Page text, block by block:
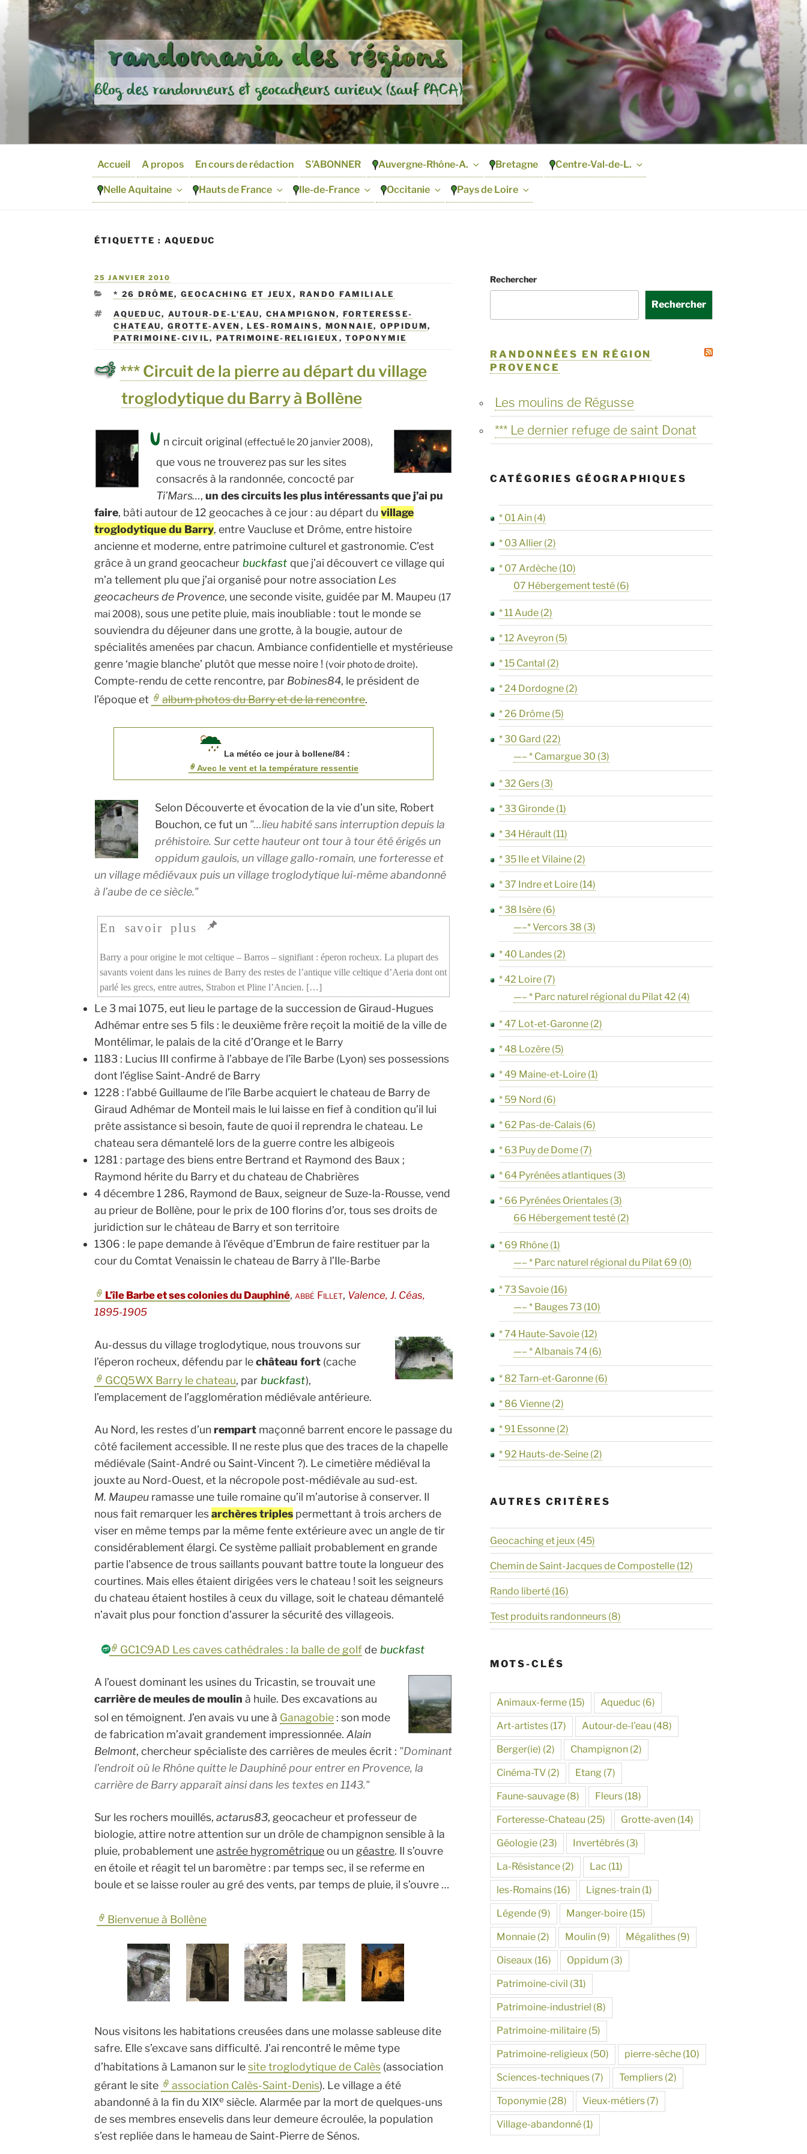
au
contenu
principal
randomania des régions
Blog des randonneurs et geocacheurs curieux (sauf PACA)
Accueil A propos En cours de rédaction S’ABONNER Auvergne-Rhône-A. Bretagne Centre-Val-de-L.
Nelle Aquitaine Hauts de France Ile-de-France Occitanie Pays de Loire
ÉTIQUETTE : AQUEDUC
PUBLIÉ
25 JANVIER 2010
CATÉGORIES
* 26 DRÔME,GEOCACHING ET JEUX, RANDO FAMILIALE
ÉTIQUETTES
AQUEDUC,AUTOUR-DE-L'EAU, CHAMPIGNON , FORTERESSE-
CHATEAU,GROTTE-AVEN ,LES-ROMAINS, MONNAIE, OPPIDUM,
PATRIMOINE-CIVIL,PATRIMOINE-RELIGIEUX ,TOPONYMIE
*** Circuit de la pierre au départ du village
troglodytique du Barry à Bollène
U n circuit original (effectué le 20 janvier 2008),
que vous ne trouverez pas sur les sites
consacrés à la randonnée, concocté par
Ti’Mars…, un des circuits les plus intéressants que j’ai pu
faire, bâti autour de 12 geocaches à ce jour : au départ duvillage
troglodytique du Barry, entre Vaucluse et Drôme, entre histoire
ancienne et moderne, entre patrimoine culturel et gastronomie. C’est
grâce à un grand geocacheur buckfast que j’ai découvert ce village qui
m’a tellement plu que j’ai organisé pour notre association Les
geocacheurs de Provence, une seconde visite, guidée par M. Maupeu (17
mai 2008), sous une petite pluie, mais inoubliable : tout le monde se
souviendra du déjeuner dans une grotte, à la bougie, autour de
spécialités amenées par chacun. Ambiance confidentielle et mystérieuse
genre ‘magie blanche’ plutôt que messe noire ! (voir photo de droite).
Compte-rendu de cette rencontre, par Bobines84, le président de
l’époque et
album photos du Barry et de la rencontre.
La météo ce jour à bollene/84 :
Avec le vent et la température ressentie
Selon Découverte et évocation de la vie d’un site, Robert
Bouchon, ce fut un …lieu habité sans interruption depuis la
préhistoire. Sur cette hauteur ont tour à tour été érigés un
oppidum gaulois, un village gallo-romain, une forteresse et
un village médiévaux puis un village troglodytique lui-même abandonné
à l’aube de ce siècle.
Barry a pour origine le mot celtique – Barros – signifiant : éperon rocheux. La plupart des
savants voient dans les ruines de Barry des restes de l’antique ville celtique d’Aeria dont ont
parlé les grecs, entre autres, Strabon et Pline l’Ancien. […]
Le 3 mai 1075, eut lieu le partage de la succession de Giraud-Hugues
Adhémar entre ses 5 fils : le deuxième frère reçoit la moitié de la ville de
Montélimar, le palais de la cité d’Orange et le Barry
1183 : Lucius III confirme à l’abbaye de l’île Barbe (Lyon) ses possessions
dont l’église Saint-André de Barry
1228 : l’abbé Guillaume de l’île Barbe acquiert le chateau de Barry de
Giraud Adhémar de Monteil mais le lui laisse en fief à condition qu’il lui
prête assistance si besoin, faute de quoi il reprendra le chateau. Le
chateau sera démantelé lors de la guerre contre les albigeois
1281 : partage des biens entre Bertrand et Raymond des Baux ;
Raymond hérite du Barry et du chateau de Chabrières
4 décembre 1 286, Raymond de Baux, seigneur de Suze-la-Rousse, vend
au prieur de Bollène, pour le prix de 100 florins d’or, tous ses droits de
juridiction sur le château de Barry et son territoire
1306 : le pape demande à l’évêque d’Embrun de faire restituer par la
cour du Comtat Venaissin le chateau de Barry à l’Ile-Barbe
L’île Barbe et ses colonies du Dauphiné,abbé Fillet, Valence, J. Céas,
1895-1905
Au-dessus du village troglodytique, nous trouvons sur
l’éperon rocheux, défendu par lechâteau fort (cache
GCQ5WX Barry le chateau, par buckfast),
l’emplacement de l’agglomération médiévale antérieure.
Au Nord, les restes d’unrempart maçonné barrent encore le passage du
côté facilement accessible. Il ne reste plus que des traces de la chapelle
médiévale (Saint-André ou Saint-Vincent ?). Le cimetière médiéval la
jouxte au Nord-Ouest, et la nécropole post-médiévale au sud-est.
M. Maupeu ramasse une tuile romaine qu’il m’autorise à conserver. Il
nous fait remarquer lesarchères triples permettant à trois archers de
viser en même temps par la même fente extérieure avec un angle de tir
considérablement élargi. Ce système palliait probablement en grande
partie l’absence de trous saillants pouvant battre toute la longueur des
courtines. Mais elles étaient dirigées vers le chateau ! soit les seigneurs
du chateau étaient hostiles à ceux du village, soit le chateau démantelé
n’avait plus pour fonction d’assurer la sécurité des villageois.
GC1C9AD Les caves cathédrales : la balle de golfde buckfast
A l’ouest dominant les usines du Tricastin, se trouvait une
carrière de meules de moulinà huile. Des excavations au
sol en témoignent. J’en avais vu une à Ganagobie : son mode
de fabrication m’avait grandement impressionnée.Alain
Belmont, chercheur spécialiste des carrières de meules écrit :
Dominant
l’endroit où le Rhône quitte le Dauphiné pour entrer en Provence, la
carrière de Barry apparaît ainsi dans les textes en 1143.
Sur les rochers mouillés,actarus83, geocacheur et professeur de
biologie, attire notre attention sur un drôle de champignon sensible à la
pluie, probablement uneastrée hygrométriqueou ungéastre. Il s’ouvre
en étoile et réagit tel un baromètre : par temps sec, il se referme en
boule et se laisse rouler au gré des vents, par temps de pluie, il s’ouvre …
Bienvenue à Bollène
Nous visitons les habitations creusées dans une molasse sableuse dite
safre. Elle s’excave sans difficulté. J’ai rencontré le même type
d’habitations à Lamanon sur lesite troglodytique de Calès (association
gérant le site
association Calès-Saint-Denis). Le village a été
abandonné à la fin du XIXe siècle. Alarmée par la mort de quelques-uns
de ses membres ensevelis dans leur demeure écroulée, la population
s’est repliée dans le hameau de Saint-Pierre de Sénos.
Rechercher
Rechercher
RANDONNÉES EN RÉGION
PROVENCE
Les moulins de Régusse
*** Le dernier refuge de saint Donat
CATÉGORIES GÉOGRAPHIQUES
* 01 Ain (4)
* 03 Allier (2)
* 07 Ardèche (10)
07 Hébergement testé (6)
* 11 Aude (2)
* 12 Aveyron (5)
* 15 Cantal (2)
* 24 Dordogne (2)
* 26 Drôme (5)
* 30 Gard (22)
—– * Camargue 30 (3)
* 32 Gers (3)
* 33 Gironde (1)
* 34 Hérault (11)
* 35 Ile et Vilaine (2)
* 37 Indre et Loire (14)
* 38 Isère (6)
—–* Vercors 38 (3)
* 40 Landes (2)
* 42 Loire (7)
—– * Parc naturel régional du Pilat 42 (4)
* 47 Lot-et-Garonne (2)
* 48 Lozère (5)
* 49 Maine-et-Loire (1)
* 59 Nord (6)
* 62 Pas-de-Calais (6)
* 63 Puy de Dome (7)
* 64 Pyrénées atlantiques (3)
* 66 Pyrénées Orientales (3)
66 Hébergement testé (2)
* 69 Rhône (1)
—– * Parc naturel régional du Pilat 69 (0)
* 73 Savoie (16)
—– * Bauges 73 (10)
* 74 Haute-Savoie (12)
—– * Albanais 74 (6)
* 82 Tarn-et-Garonne (6)
* 86 Vienne (2)
* 91 Essonne (2)
* 92 Hauts-de-Seine (2)
AUTRES CRITÈRES
Geocaching et jeux (45)
Chemin de Saint-Jacques de Compostelle (12)
Rando liberté (16)
Test produits randonneurs (8)
MOTS-CLÉS
Animaux-ferme (15) Aqueduc (6)
Art-artistes (17) Autour-de-l'eau (48)
Berger(ie) (2) Champignon (2)
Cinéma-TV (2) Etang (7)
Faune-sauvage (8) Fleurs (18)
Forteresse-Chateau (25) Grotte-aven (14)
Géologie (23) Invertébrés (3)
La-Résistance (2) Lac (11)
les-Romains (16) Lignes-train (1)
Légende (9) Manger-boire (15)
Monnaie (2) Moulin (9) Mégalithes (9)
Oiseaux (16) Oppidum (3)
Patrimoine-civil (31)
Patrimoine-industriel (8)
Patrimoine-militaire (5)
Patrimoine-religieux (50) pierre-sèche (10)
Sciences-techniques (7) Templiers (2)
Toponymie (28) Vieux-métiers (7)
Village-abandonné (1)